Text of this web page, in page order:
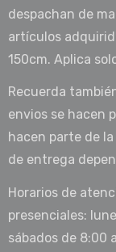
despachan de
artículos
150cm. Aplica
Recuerda
envios se hacen
hacen parte de
de entrega
Horarios de
presenciales:
sábados de 8:00